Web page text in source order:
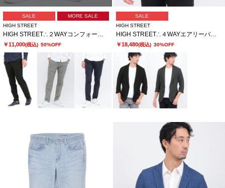
SALE
MORE SALE
HIGH STREET
HIGH STREET∴２WAYコンフォートブラッシュプリントイージーパンツ
￥11,000(税込) 50%OFF
SALE
HIGH STREET
HIGH STREET∴４WAYエアリーバーク柄リンクス７分袖ジャケット
￥18,480(税込) 30%OFF